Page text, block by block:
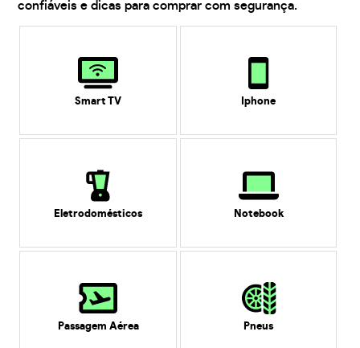
confiáveis e dicas para comprar com segurança.
Smart TV Iphone
Eletrodomésticos Notebook
Passagem Aérea Pneus